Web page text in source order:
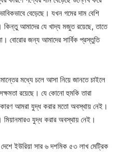
বেড়েছে। যখন গমের দাম বেশি
কিন্তু আমাদের যে খাদ্য মজুত রয়েছে, তাতে
বোরোর জন্য আমাদের সার্বিক প্রস্তুতি
মধ্যে চলে আসা নিয়ে জানতে চাইলে
সক্ষমতা রয়েছে। যে কোনো হুমকি তারা
আমরা যুদ্ধ করার মতো অবস্থায় নেই।
যুদ্ধ করার অবস্থায় নেই।
ইউরিয়া সার ৬ দশমিক ৫৩ লাখ মেট্রিক